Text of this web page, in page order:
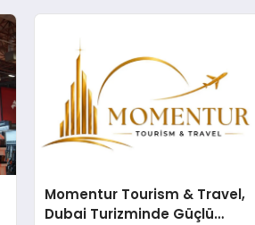
Momentur Tourism & Travel,
Dubai Turizminde Güçlü